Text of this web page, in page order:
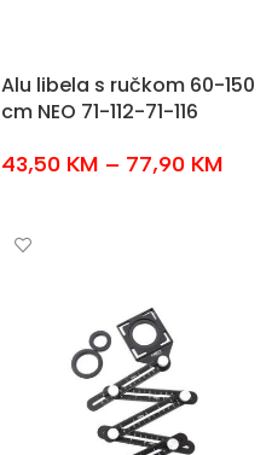
Alu libela s ručkom 60-150
cm NEO 71-112-71-116
43,50 KM – 77,90 KM